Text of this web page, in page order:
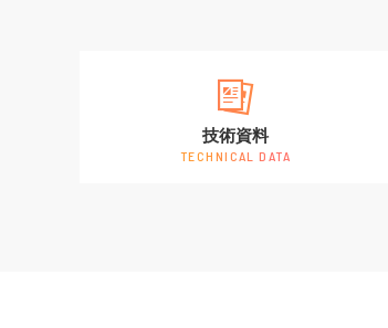
技術資料
TECHNICAL DATA